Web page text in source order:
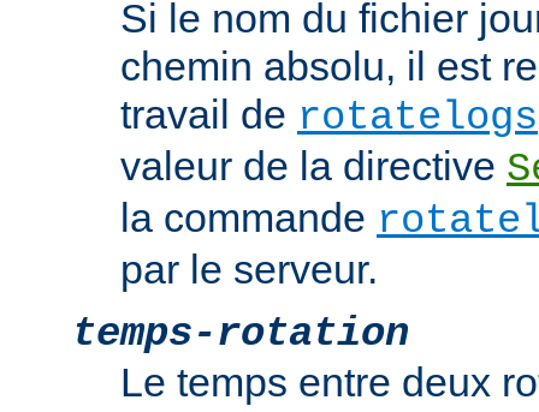
Si le nom du fichier
chemin absolu, il est
travail de rotatelogs
valeur de la directive
la commande
par le serveur.
temps-rotation
Le temps entre deux